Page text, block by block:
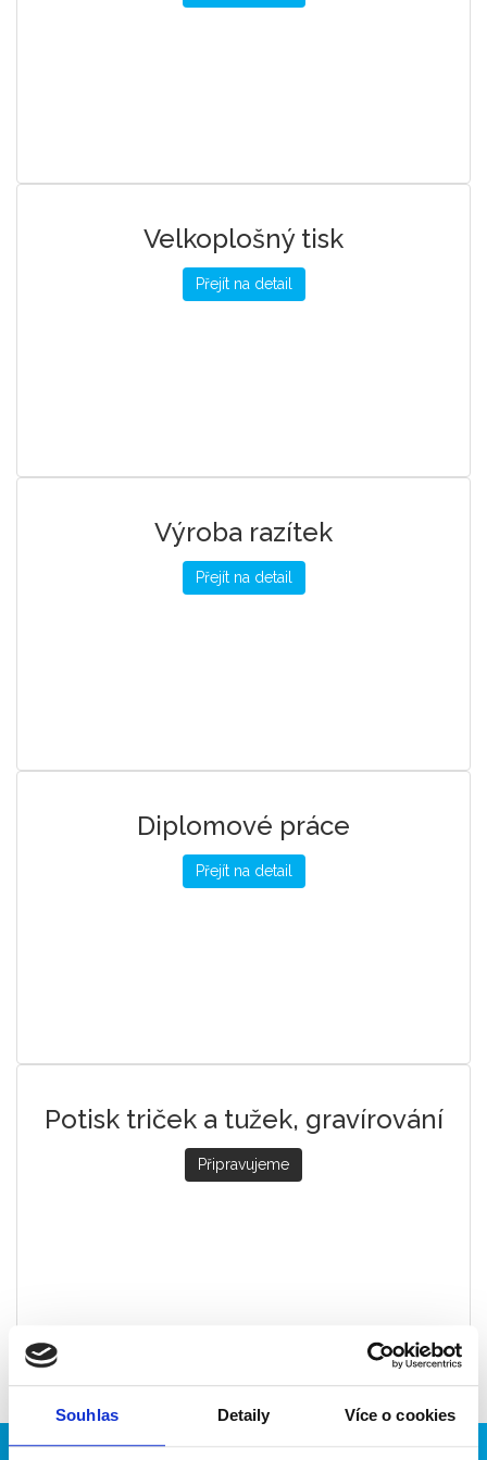
Souhlas Detaily Více o cookies
Velkoplošný tisk
Přejít na detail
Výroba razítek
Přejít na detail
Diplomové práce
Přejít na detail
Potisk triček a tužek, gravírování
Připravujeme